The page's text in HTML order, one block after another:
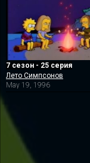
7 сезон - 25 серия
Лето Симпсонов
May 19, 1996